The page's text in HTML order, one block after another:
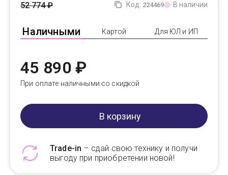
Код: 224469 В наличии
Наличными Картой Для ЮЛ и ИП
52 774 ₽
45 890 ₽
При оплате наличными со скидкой
В корзину
Trade-in – сдай свою технику и получи
выгоду при приобретении новой!